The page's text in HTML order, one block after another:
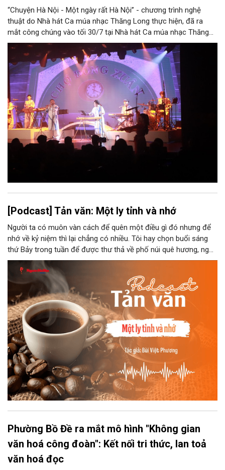
“Chuyện Hà Nội - Một ngày rất Hà Nội” - chương trình nghệ
thuật do Nhà hát Ca múa nhạc Thăng Long thực hiện, đã ra
mắt công chúng vào tối 30/7 tại Nhà hát Ca múa nhạc Thăng
Long (số 31 - 33 phố Lương Văn Can, phường Hoàn Kiếm).
[Podcast] Tản văn: Một ly tỉnh và nhớ
Người ta có muôn vàn cách để quên một điều gì đó nhưng để
nhớ về kỷ niệm thì lại chẳng có nhiều. Tôi hay chọn buổi sáng
thứ Bảy trong tuần để được thư thả về phố núi quê hương, ngồi
đợi giọt đắng của đất đai, mưa nắng điểm từng nhịp xuống
chiếc ly sứ như đợi thời gian mở cánh cửa diệu kì của mình.
Phường Bồ Đề ra mắt mô hình "Không gian
văn hoá công đoàn": Kết nối tri thức, lan toả
văn hoá đọc